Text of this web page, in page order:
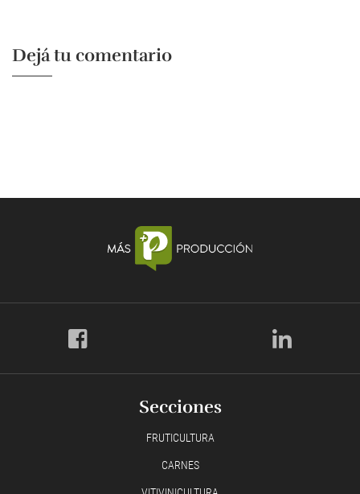
Dejá tu comentario
Secciones
FRUTICULTURA
CARNES